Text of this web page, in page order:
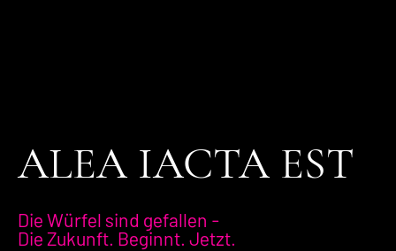
ALEA IACTA EST
Die Würfel sind gefallen -
Die Zukunft. Beginnt. Jetzt.